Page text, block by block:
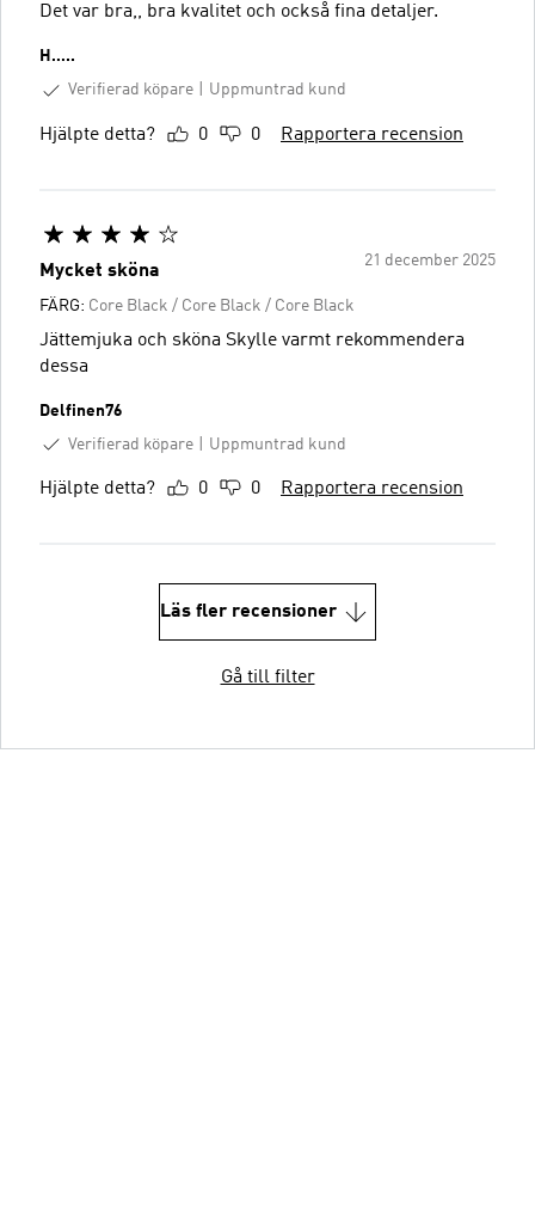
Det var bra,, bra kvalitet och också fina detaljer.
H…..
Verifierad köpare
Uppmuntrad kund
Hjälpte detta? 0 0 Rapportera recension
21 december 2025
Mycket sköna
FÄRG: Core Black / Core Black / Core Black
Jättemjuka och sköna Skylle varmt rekommendera
dessa
Delfinen76
Verifierad köpare
Uppmuntrad kund
Hjälpte detta? 0 0 Rapportera recension
Läs fler recensioner
Gå till filter